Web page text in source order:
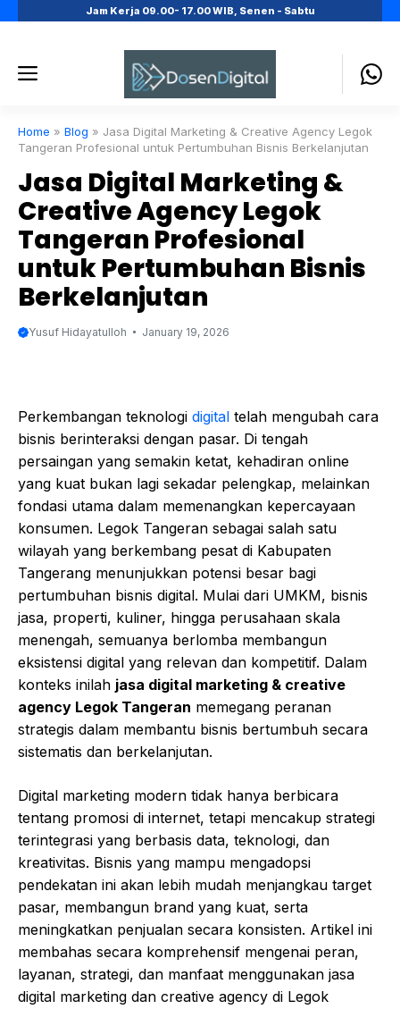
Jam Kerja 09.00- 17.00 WIB, Senen - Sabtu
Menu
Home » Blog » Jasa Digital Marketing & Creative Agency Legok
Tangeran Profesional untuk Pertumbuhan Bisnis Berkelanjutan
Jasa Digital Marketing &
Creative Agency Legok
Tangeran Profesional
untuk Pertumbuhan Bisnis
Berkelanjutan
Yusuf Hidayatulloh January 19, 2026
Perkembangan teknologi digital telah mengubah cara
bisnis berinteraksi dengan pasar. Di tengah
persaingan yang semakin ketat, kehadiran online
yang kuat bukan lagi sekadar pelengkap, melainkan
fondasi utama dalam memenangkan kepercayaan
konsumen. Legok Tangeran sebagai salah satu
wilayah yang berkembang pesat di Kabupaten
Tangerang menunjukkan potensi besar bagi
pertumbuhan bisnis digital. Mulai dari UMKM, bisnis
jasa, properti, kuliner, hingga perusahaan skala
menengah, semuanya berlomba membangun
eksistensi digital yang relevan dan kompetitif. Dalam
konteks inilah jasa digital marketing & creative
agency Legok Tangeran memegang peranan
strategis dalam membantu bisnis bertumbuh secara
sistematis dan berkelanjutan.
Digital marketing modern tidak hanya berbicara
tentang promosi di internet, tetapi mencakup strategi
terintegrasi yang berbasis data, teknologi, dan
kreativitas. Bisnis yang mampu mengadopsi
pendekatan ini akan lebih mudah menjangkau target
pasar, membangun brand yang kuat, serta
meningkatkan penjualan secara konsisten. Artikel ini
membahas secara komprehensif mengenai peran,
layanan, strategi, dan manfaat menggunakan jasa
digital marketing dan creative agency di Legok